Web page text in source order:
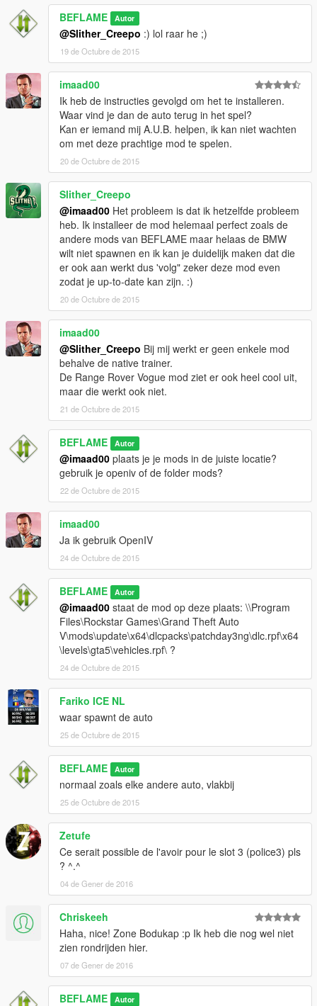
BEFLAME Autor
@Slither_Creepo :) lol raar he ;)
19 de Octubre de 2015
imaad00
Ik heb de instructies gevolgd om het te installeren.
Waar vind je dan de auto terug in het spel?
Kan er iemand mij A.U.B. helpen, ik kan niet wachten
om met deze prachtige mod te spelen.
20 de Octubre de 2015
Slither_Creepo
@imaad00 Het probleem is dat ik hetzelfde probleem
heb. Ik installeer de mod helemaal perfect zoals de
andere mods van BEFLAME maar helaas de BMW
wilt niet spawnen en ik kan je duidelijk maken dat die
er ook aan werkt dus 'volg" zeker deze mod even
zodat je up-to-date kan zijn. :)
20 de Octubre de 2015
imaad00
@Slither_Creepo Bij mij werkt er geen enkele mod
behalve de native trainer.
De Range Rover Vogue mod ziet er ook heel cool uit,
maar die werkt ook niet.
21 de Octubre de 2015
BEFLAME Autor
@imaad00 plaats je je mods in de juiste locatie?
gebruik je openiv of de folder mods?
22 de Octubre de 2015
imaad00
Ja ik gebruik OpenIV
24 de Octubre de 2015
BEFLAME Autor
@imaad00 staat de mod op deze plaats: \\Program
Files\Rockstar Games\Grand Theft Auto
V\mods\update\x64\dlcpacks\patchday3ng\dlc.rpf\x64
\levels\gta5\vehicles.rpf\ ?
24 de Octubre de 2015
Fariko ICE NL
waar spawnt de auto
25 de Octubre de 2015
BEFLAME Autor
normaal zoals elke andere auto, vlakbij
25 de Octubre de 2015
Zetufe
Ce serait possible de l'avoir pour le slot 3 (police3) pls
? ^.^
04 de Gener de 2016
Chriskeeh
Haha, nice! Zone Bodukap :p Ik heb die nog wel niet
zien rondrijden hier.
07 de Gener de 2016
BEFLAME Autor